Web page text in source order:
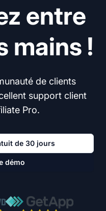
entre
mains !
de clients
support client
Pro.
de 30 jours
démo